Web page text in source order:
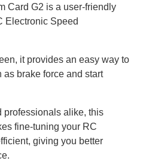
Card G2 is a user-friendly
Electronic Speed
it provides an easy way to
brake force and start
professionals alike, this
fine-tuning your RC
giving you better